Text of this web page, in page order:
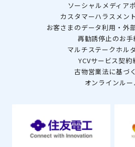
ソーシャルメディア
カスタマーハラスメン
お客さまのデータ利用・外
再勧誘停止のお手
マルチステークホル
YCVサービス契約
古物営業法に基づ
オンラインルー